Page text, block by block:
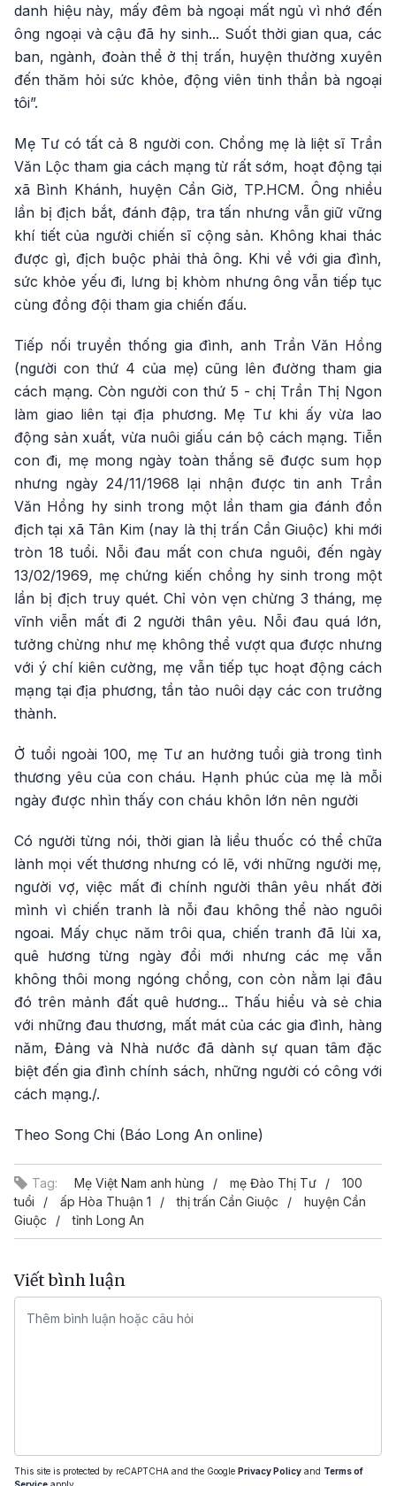
danh hiệu này, mấy đêm bà ngoại mất ngủ vì nhớ đến
ông ngoại và cậu đã hy sinh... Suốt thời gian qua, các
ban, ngành, đoàn thể ở thị trấn, huyện thường xuyên
đến thăm hỏi sức khỏe, động viên tinh thần bà ngoại
tôi”.
Mẹ Tư có tất cả 8 người con. Chồng mẹ là liệt sĩ Trần
Văn Lộc tham gia cách mạng từ rất sớm, hoạt động tại
xã Bình Khánh, huyện Cần Giờ, TP.HCM. Ông nhiều
lần bị địch bắt, đánh đập, tra tấn nhưng vẫn giữ vững
khí tiết của người chiến sĩ cộng sản. Không khai thác
được gì, địch buộc phải thả ông. Khi về với gia đình,
sức khỏe yếu đi, lưng bị khòm nhưng ông vẫn tiếp tục
cùng đồng đội tham gia chiến đấu.
Tiếp nối truyền thống gia đình, anh Trần Văn Hồng
(người con thứ 4 của mẹ) cũng lên đường tham gia
cách mạng. Còn người con thứ 5 - chị Trần Thị Ngon
làm giao liên tại địa phương. Mẹ Tư khi ấy vừa lao
động sản xuất, vừa nuôi giấu cán bộ cách mạng. Tiễn
con đi, mẹ mong ngày toàn thắng sẽ được sum họp
nhưng ngày 24/11/1968 lại nhận được tin anh Trần
Văn Hồng hy sinh trong một lần tham gia đánh đồn
địch tại xã Tân Kim (nay là thị trấn Cần Giuộc) khi mới
tròn 18 tuổi. Nỗi đau mất con chưa nguôi, đến ngày
13/02/1969, mẹ chứng kiến chồng hy sinh trong một
lần bị địch truy quét. Chỉ vỏn vẹn chừng 3 tháng, mẹ
vĩnh viễn mất đi 2 người thân yêu. Nỗi đau quá lớn,
tưởng chừng như mẹ không thể vượt qua được nhưng
với ý chí kiên cường, mẹ vẫn tiếp tục hoạt động cách
mạng tại địa phương, tần tảo nuôi dạy các con trưởng
thành.
Ở tuổi ngoài 100, mẹ Tư an hưởng tuổi già trong tình
thương yêu của con cháu. Hạnh phúc của mẹ là mỗi
ngày được nhìn thấy con cháu khôn lớn nên người
Có người từng nói, thời gian là liều thuốc có thể chữa
lành mọi vết thương nhưng có lẽ, với những người mẹ,
người vợ, việc mất đi chính người thân yêu nhất đời
mình vì chiến tranh là nỗi đau không thể nào nguôi
ngoai. Mấy chục năm trôi qua, chiến tranh đã lùi xa,
quê hương từng ngày đổi mới nhưng các mẹ vẫn
không thôi mong ngóng chồng, con còn nằm lại đâu
đó trên mảnh đất quê hương... Thấu hiểu và sẻ chia
với những đau thương, mất mát của các gia đình, hàng
năm, Đảng và Nhà nước đã dành sự quan tâm đặc
biệt đến gia đình chính sách, những người có công với
cách mạng./.
Theo Song Chi (Báo Long An online)
Tag: Mẹ Việt Nam anh hùng mẹ Đào Thị Tư
100
tuổi
ấp Hòa Thuận 1 thị trấn Cần Giuộc
huyện Cần
Giuộc
tỉnh Long An
Viết bình luận
This site is protected by reCAPTCHA and the Google Privacy Policy and Terms of